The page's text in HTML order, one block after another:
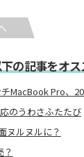
の記事をオ
MacBook Pro、
のうわさふたたび
ヌルヌルに？